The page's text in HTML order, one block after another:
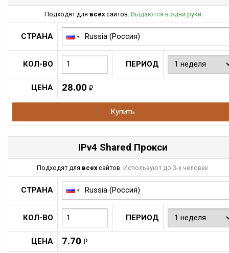
Подходят для всехсайтов. Выдаются в одни руки
СТРАНА
КОЛ-ВО ПЕРИОД
ЦЕНА 28.00 руб.
Купить
IPv4 Shared Прокси
Подходят для всех сайтов. Используют до 3-х человек
СТРАНА
КОЛ-ВО ПЕРИОД
ЦЕНА 7.70 руб.